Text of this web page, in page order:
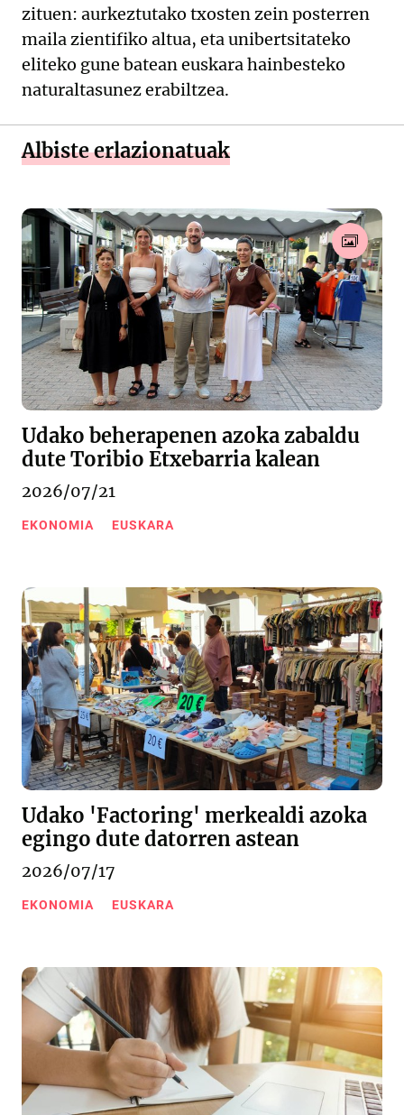
zituen: aurkeztutako txosten zein posterren
maila zientifiko altua, eta unibertsitateko
eliteko gune batean euskara hainbesteko
naturaltasunez erabiltzea.
Albiste erlazionatuak
Udako beherapenen azoka zabaldu
dute Toribio Etxebarria kalean
2026/07/21
EKONOMIA EUSKARA
Udako 'Factoring' merkealdi azoka
egingo dute datorren astean
2026/07/17
EKONOMIA EUSKARA